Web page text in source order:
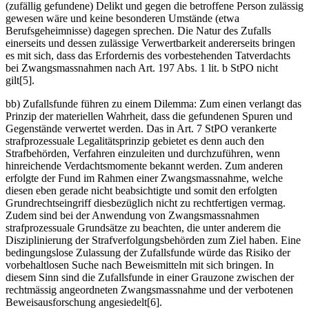
(zufällig gefundene) Delikt und gegen die betroffene Person zulässig
gewesen wäre und keine besonderen Umstände (etwa
Berufsgeheimnisse) dagegen sprechen. Die Natur des Zufalls
einerseits und dessen zulässige Verwertbarkeit andererseits bringen
es mit sich, dass das Erfordernis des vorbestehenden Tatverdachts
bei Zwangsmassnahmen nach Art. 197 Abs. 1 lit. b StPO nicht
gilt[5].
bb) Zufallsfunde führen zu einem Dilemma: Zum einen verlangt das
Prinzip der materiellen Wahrheit, dass die gefundenen Spuren und
Gegenstände verwertet werden. Das in Art. 7 StPO verankerte
strafprozessuale Legalitätsprinzip gebietet es denn auch den
Strafbehörden, Verfahren einzuleiten und durchzuführen, wenn
hinreichende Verdachtsmomente bekannt werden. Zum anderen
erfolgte der Fund im Rahmen einer Zwangsmassnahme, welche
diesen eben gerade nicht beabsichtigte und somit den erfolgten
Grundrechtseingriff diesbezüglich nicht zu rechtfertigen vermag.
Zudem sind bei der Anwendung von Zwangsmassnahmen
strafprozessuale Grundsätze zu beachten, die unter anderem die
Disziplinierung der Strafverfolgungsbehörden zum Ziel haben. Eine
bedingungslose Zulassung der Zufallsfunde würde das Risiko der
vorbehaltlosen Suche nach Beweismitteln mit sich bringen. In
diesem Sinn sind die Zufallsfunde in einer Grauzone zwischen der
rechtmässig angeordneten Zwangsmassnahme und der verbotenen
Beweisausforschung angesiedelt[6].